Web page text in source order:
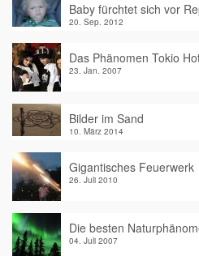
Baby fürchtet sich vor
20. Sep. 2012
Das Phänomen Tokio
23. Jan. 2007
Bilder im Sand
10. März 2014
Gigantisches Feuerwerk
26. Juli 2010
Die besten
04. Juli 2007